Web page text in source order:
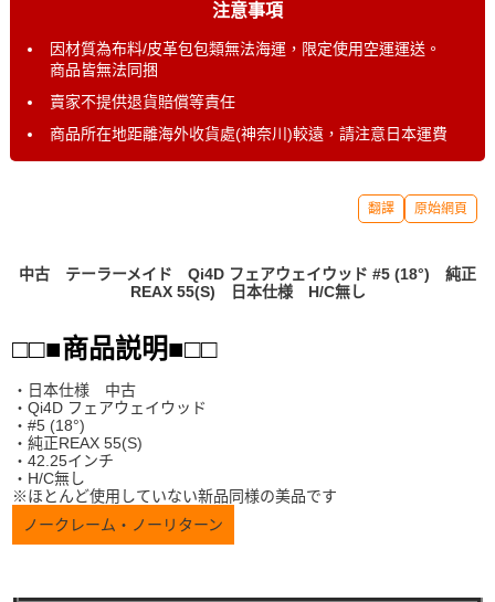
注意事項
因材質為布料/皮革包包類無法海運，限定使用空運運送。
商品皆無法同捆
賣家不提供退貨賠償等責任
商品所在地距離海外收貨處(神奈川)較遠，請注意日本運費
翻譯 原始網頁
中古 テーラーメイド Qi4D フェアウェイウッド #5 (18°) 純正
REAX 55(S) 日本仕様 H/C無し
□□■商品説明■□□
・日本仕様 中古
・Qi4D フェアウェイウッド
・#5 (18°)
・純正REAX 55(S)
・42.25インチ
・H/C無し
※ほとんど使用していない新品同様の美品です
ノークレーム・ノーリターン